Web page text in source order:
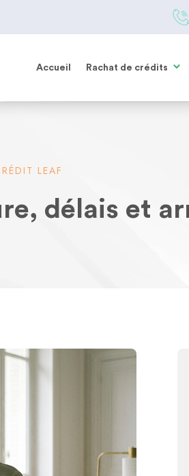
Accueil Rachat de crédits
LEAF
délais et